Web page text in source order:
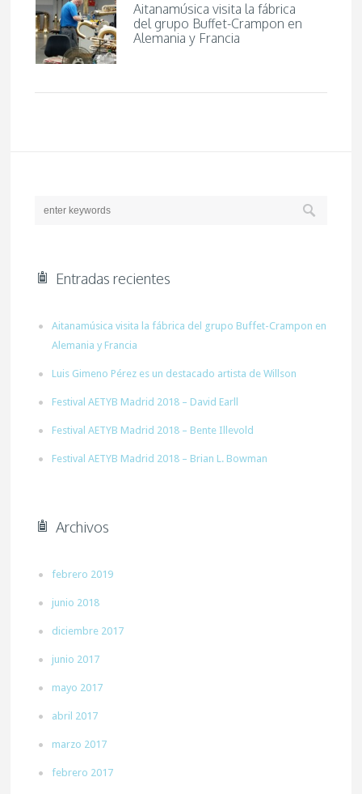
Aitanamúsica visita la fábrica
del grupo Buffet-Crampon en
Alemania y Francia
Entradas recientes
Aitanamúsica visita la fábrica del grupo Buffet-Crampon en
Alemania y Francia
Luis Gimeno Pérez es un destacado artista de Willson
Festival AETYB Madrid 2018 – David Earll
Festival AETYB Madrid 2018 – Bente Illevold
Festival AETYB Madrid 2018 – Brian L. Bowman
Archivos
febrero 2019
junio 2018
diciembre 2017
junio 2017
mayo 2017
abril 2017
marzo 2017
febrero 2017